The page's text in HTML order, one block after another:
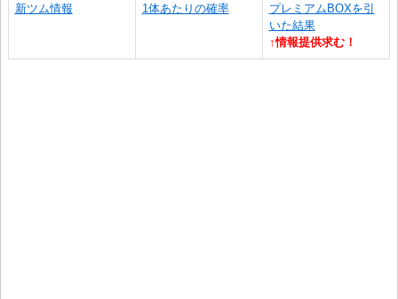
新ツム情報 1体あたりの確率
プレミアムBOXを引
いた結果
↑情報提供求む！